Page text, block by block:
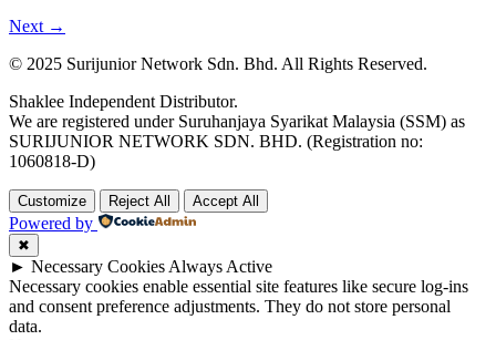
Next →
© 2025 Surijunior Network Sdn. Bhd. All Rights Reserved.
Shaklee Independent Distributor.
We are registered under Suruhanjaya Syarikat Malaysia (SSM) as
SURIJUNIOR NETWORK SDN. BHD. (Registration no:
1060818-D)
Customize Reject All Accept All
Powered by
✖
► Necessary Cookies Always Active
Necessary cookies enable essential site features like secure log-ins
and consent preference adjustments. They do not store personal
data.